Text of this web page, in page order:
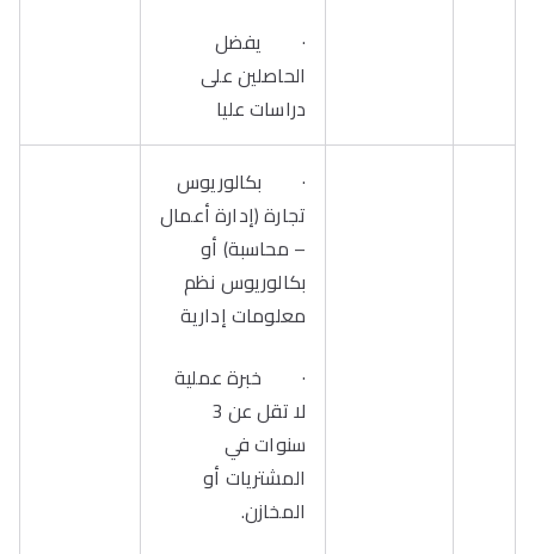
· يفضل
الحاصلين على
دراسات عليا
· بكالوريوس
تجارة (إدارة أعمال
– محاسبة) أو
بكالوريوس نظم
معلومات إدارية
· خبرة عملية
لا تقل عن 3
سنوات في
المشتريات أو
المخازن.